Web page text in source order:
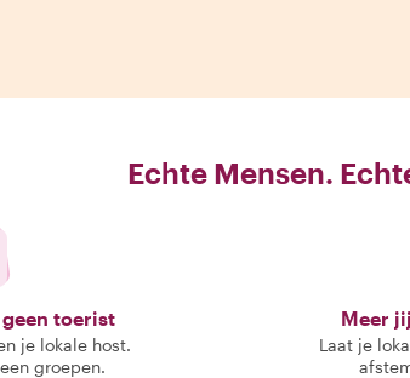
Echte Mensen.
geen toerist
je lokale host.
groepen.
Meer
Laat je